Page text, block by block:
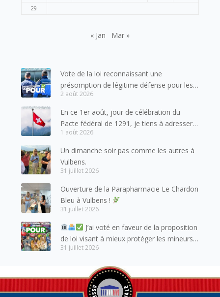
29
« Jan Mar »
Vote de la loi reconnaissant une
présomption de légitime défense pour les
forces de l’ordre
2 août 2026
En ce 1er août, jour de célébration du
Pacte fédéral de 1291, je tiens à adresser
mes meilleures salutations à nos voisins et
amis suisses, et plus particulièrement aux
habitants du bassin genevois et de l’arc
lémanique, avec lesquels la Haute-Savoie
1 août 2026
Un dimanche soir pas comme les autres à
Vulbens.
31 juillet 2026
Ouverture de la Parapharmacie Le Chardon
Bleu à Vulbens !
31 juillet 2026
J’ai voté en faveur de la proposition
de loi visant à mieux protéger les mineurs
des risques liés à l’utilisation des réseaux
31 juillet 2026